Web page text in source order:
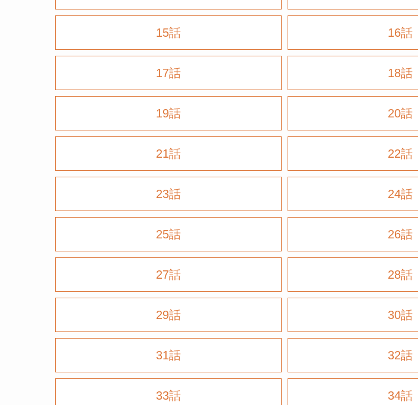
15話 16話
17話 18話
19話 20話
21話 22話
23話 24話
25話 26話
27話 28話
29話 30話
31話 32話
33話 34話